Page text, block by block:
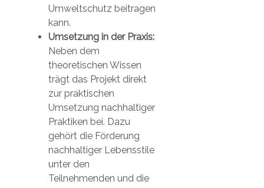
Umweltschutz beitragen
kann.
Umsetzung in der Praxis:
Neben dem
theoretischen Wissen
trägt das Projekt direkt
zur praktischen
Umsetzung nachhaltiger
Praktiken bei. Dazu
gehört die Förderung
nachhaltiger Lebensstile
unter den
Teilnehmenden und die